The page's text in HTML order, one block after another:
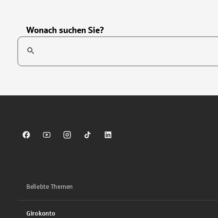
Wonach suchen Sie?
Suchfeld
Sparkasse auf Facebook
Sparkasse auf Youtube
Sparkasse auf Instagram
Sparkasse auf TikTok
Sparkasse auf LinkedIn
Beliebte Themen
Girokonto